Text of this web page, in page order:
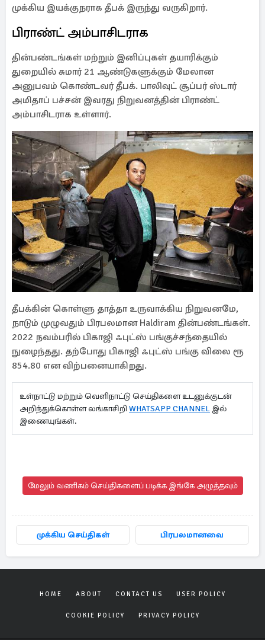
முக்கிய இயக்குநராக தீபக் இருந்து வருகிறார்.
பிராண்ட் அம்பாசிடராக
தின்பண்டங்கள் மற்றும் இனிப்புகள் தயாரிக்கும்
துறையில் சுமார் 21 ஆண்டுகளுக்கும் மேலான
அனுபவம் கொண்டவர் தீபக். பாலிவுட் சூப்பர் ஸ்டார்
அமிதாப் பச்சன் இவரது நிறுவனத்தின் பிராண்ட்
அம்பாசிடராக உள்ளார்.
தீபக்கின் கொள்ளு தாத்தா உருவாக்கிய நிறுவனமே,
நாடும் முழுவதும் பிரபலமான Haldiram தின்பண்டங்கள்.
2022 நவம்பரில் பிகாஜி ஃபுட்ஸ் பங்குச்சந்தையில்
நுழைந்தது. தற்போது பிகாஜி ஃபுட்ஸ் பங்கு விலை ரூ
854.80 என விற்பனையாகிறது.
உள்நாட்டு மற்றும் வெளிநாட்டு செய்திகளை உடனுக்குடன்
அறிந்துக்கொள்ள லங்காசிறி WHATSAPP CHANNEL இல்
இணையுங்கள்.
மேலும் வணிகம் செய்திகளைப் படிக்க இங்கே அழுத்தவும்
முக்கிய செய்திகள் பிரபலமானவை
HOME ABOUT CONTACT US USER POLICY
COOKIE POLICY PRIVACY POLICY